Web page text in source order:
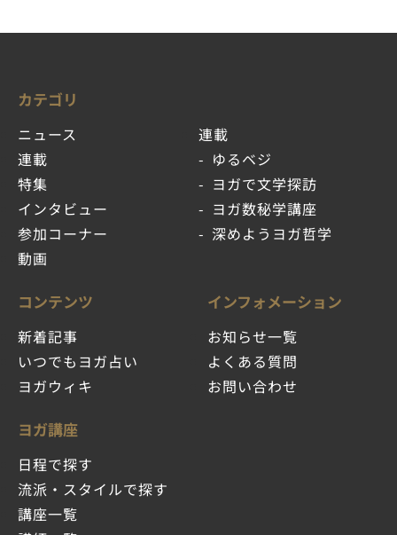
カテゴリ
ニュース
連載
特集
インタビュー
参加コーナー
動画
連載
ゆるベジ
ヨガで文学探訪
ヨガ数秘学講座
深めようヨガ哲学
コンテンツ
新着記事
いつでもヨガ占い
ヨガウィキ
ヨガ講座
日程で探す
流派・スタイルで探す
講座一覧
インフォメーション
お知らせ一覧
よくある質問
お問い合わせ